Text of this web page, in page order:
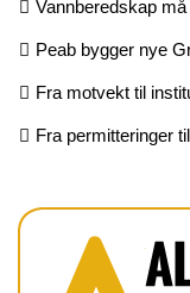
Vannberedskap
Peab bygger nye
Fra motvekt til
Fra permitteringer